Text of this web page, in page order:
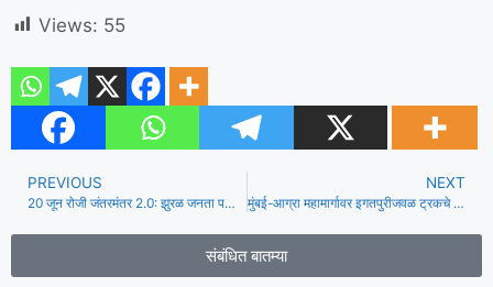
Views: 55
PREVIOUS
20 जून रोजी जंतरमंतर 2.0: झुरळ जनता पक्षाचे अभिजीत दिपके म्हणाले की धर्मेंद्र प्रधान राजीनामा देत नाही तोपर्यंत दिल्ली सोडणार नाही
NEXT
मुंबई-आग्रा महामार्गावर इगतपुरीजवळ ट्रकचे ब्रेक फेल झाल्याने तब्बल ५ तास वाहतूक कोंडी
संबंधित बातम्या